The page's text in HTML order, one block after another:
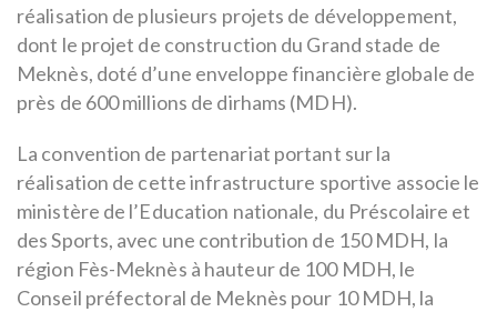
réalisation de plusieurs projets de développement,
dont le projet de construction du Grand stade de
Meknès, doté d’une enveloppe financière globale de
près de 600 millions de dirhams (MDH).
La convention de partenariat portant sur la
réalisation de cette infrastructure sportive associe le
ministère de l’Education nationale, du Préscolaire et
des Sports, avec une contribution de 150 MDH, la
région Fès-Meknès à hauteur de 100 MDH, le
Conseil préfectoral de Meknès pour 10 MDH, la